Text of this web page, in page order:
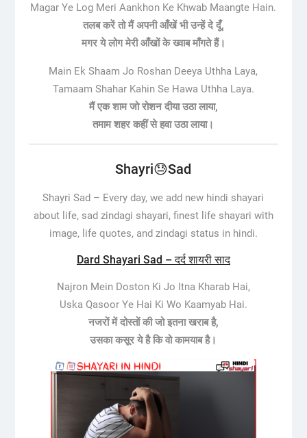
Magar Ye Log Meri Aankhon Ke Khwab Maangte Hain.
तलब करें तो मैं अपनी आँखें भी उन्हें दे दूँ,
मगर ये लोग मेरी आँखों के ख्वाब माँगते हैं।
Main Ek Shaam Jo Roshan Deeya Uthha Laya,
Tamaam Shahar Kahin Se Hawa Uthha Laya.
मैं एक शाम जो रोशन दीया उठा लाया,
तमाम शहर कहीं से हवा उठा लाया।
Shayri😓Sad
Shayri Sad – Every day, we add new hindi shayari
about life, sad zindagi shayari, finest life shayari with
image, life quotes, and zindagi status in hindi.
Dard Shayari Sad – दर्द शायरी साद
Najron Mein Doston Ki Jo Itna Kharab Hai,
Uska Qasoor Ye Hai Ki Wo Kaamyab Hai.
नजरों में दोस्तों की जो इतना खराब है,
उसका कसूर ये है कि वो कामयाब है।